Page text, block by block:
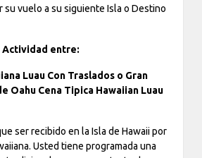
su vuelo a su siguiente Isla o Destino
Actividad entre:
Luau Con Traslados o Gran
Oahu Cena Tipica Hawaiian Luau
ser recibido en la Isla de Hawaii por
Usted tiene programada una